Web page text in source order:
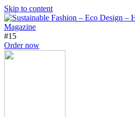
Skip to content
#15
Order now